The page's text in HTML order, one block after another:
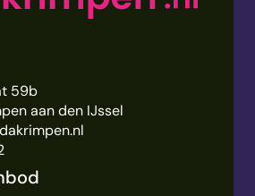
59b
aan den IJssel